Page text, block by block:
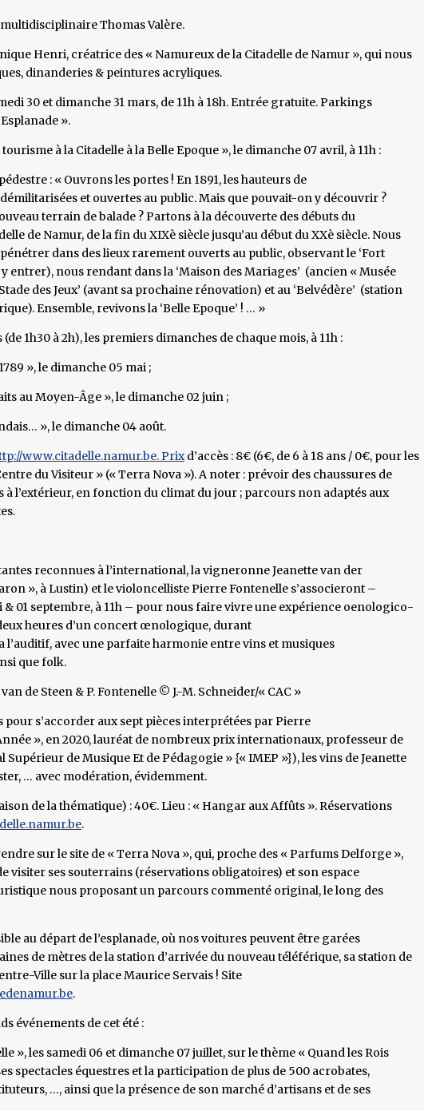
Thomas Valère.
Henri, créatrice des « Namureux de la Citadelle de Namur », qui nous
dinanderies & peintures acryliques.
30 et dimanche 31 mars, de 11h à 18h. Entrée gratuite. Parkings
».
à la Citadelle à la Belle Epoque », le dimanche 07 avril, à 11h :
: « Ouvrons les portes ! En 1891, les hauteurs de
et ouvertes au public. Mais que pouvait-on y découvrir ?
terrain de balade ? Partons à la découverte des débuts du
de Namur, de la fin du XIXè siècle jusqu’au début du XXè siècle. Nous
dans des lieux rarement ouverts au public, observant le ‘Fort
y entrer), nous rendant dans la ‘Maison des Mariages’ (ancien « Musée
des Jeux’ (avant sa prochaine rénovation) et au ‘Belvédère’ (station
Ensemble, revivons la ‘Belle Epoque’ ! … »
1h30 à 2h), les premiers dimanches de chaque mois, à 11h :
», le dimanche 05 mai ;
au Moyen-Âge », le dimanche 02 juin ;
», le dimanche 04 août.
www.citadelle.namur.be. Prixd’accès : 8€ (6€, de 6 à 18 ans / 0€, pour les
du Visiteur » (« Terra Nova »). A noter : prévoir des chaussures de
à l’extérieur, en fonction du climat du jour ; parcours non adaptés aux
reconnues à l’international, la vigneronne Jeanette van der
», à Lustin) et le violoncelliste Pierre Fontenelle s’associeront –
& 01 septembre, à 11h – pour nous faire vivre une expérience oenologico-
heures d’un concert œnologique, durant
avec une parfaite harmonie entre vins et musiques
que folk.
de Steen & P. Fontenelle © J.-M. Schneider/« CAC »
s’accorder aux sept pièces interprétées par Pierre
», en 2020, lauréat de nombreux prix internationaux, professeur de
Supérieur de Musique Et de Pédagogie » {« IMEP »}), les vins de Jeanette
… avec modération, évidemment.
de la thématique) : 40€. Lieu : « Hangar aux Affûts ». Réservations
.
sur le site de « Terra Nova », qui, proche des « Parfums Delforge »,
visiter ses souterrains (réservations obligatoires) et son espace
nous proposant un parcours commenté original, le long des
au départ de l’esplanade, où nos voitures peuvent être garées
de mètres de la station d’arrivée du nouveau téléférique, sa station de
Ville sur la place Maurice Servais ! Site
.
événements de cet été :
», les samedi 06 et dimanche 07 juillet, sur le thème « Quand les Rois
spectacles équestres et la participation de plus de 500 acrobates,
…, ainsi que la présence de son marché d’artisans et de ses